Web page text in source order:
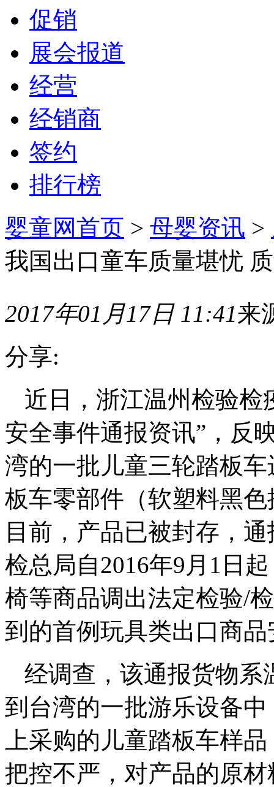
促销
展会报道
经营
经销商
签约
排行榜
婴童网首页 > 母婴资讯 >
我国出口童车质量堪忧
2017年01月17日 11:41来
分享:
近日，浙江温州检验检
安全事件通报资讯”，反
湾的一批儿童三轮踏板
板车零部件（软塑料黑
目前，产品已被封存，
检总局自2016年9月1日
椅等商品调出法定检验/
到的首例玩具类出口商
经调查，该通报货物系
到台湾的一批游乐设备
上采购的儿童踏板车样
把控不严，对产品的原